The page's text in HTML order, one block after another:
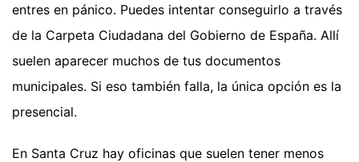
entres en pánico. Puedes intentar conseguirlo a través
de la Carpeta Ciudadana del Gobierno de España. Allí
suelen aparecer muchos de tus documentos
municipales. Si eso también falla, la única opción es la
presencial.
En Santa Cruz hay oficinas que suelen tener menos